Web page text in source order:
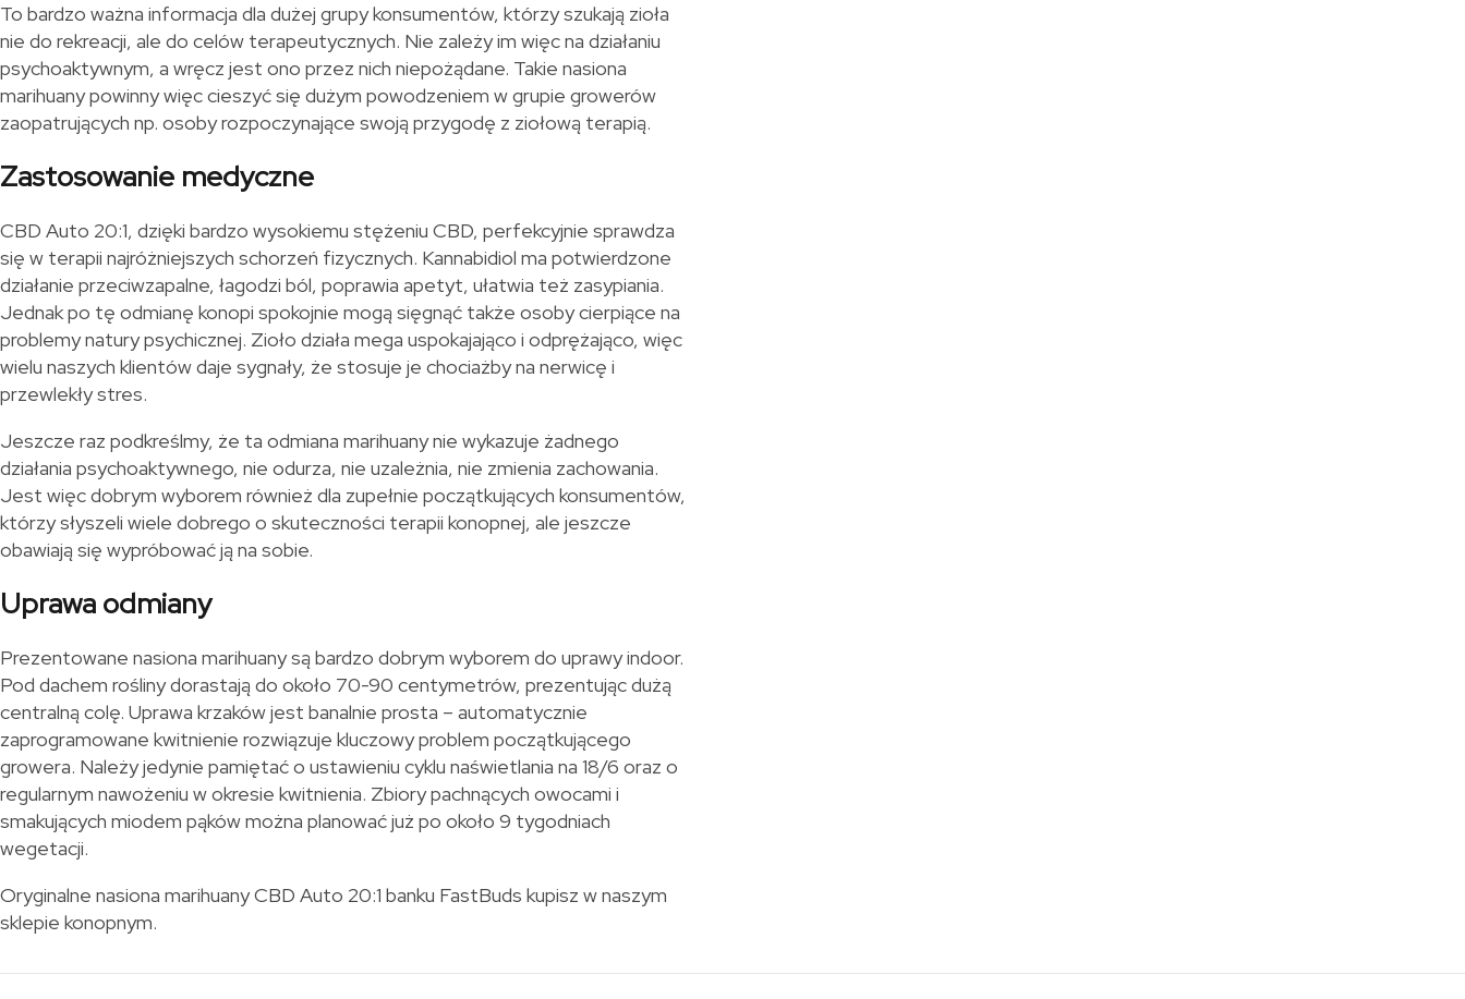
To bardzo ważna informacja dla dużej grupy konsumentów, którzy szukają zioła
nie do rekreacji, ale do celów terapeutycznych. Nie zależy im więc na działaniu
psychoaktywnym, a wręcz jest ono przez nich niepożądane. Takie nasiona
marihuany powinny więc cieszyć się dużym powodzeniem w grupie growerów
zaopatrujących np. osoby rozpoczynające swoją przygodę z ziołową terapią.
Zastosowanie medyczne
CBD Auto 20:1, dzięki bardzo wysokiemu stężeniu CBD, perfekcyjnie sprawdza
się w terapii najróżniejszych schorzeń fizycznych. Kannabidiol ma potwierdzone
działanie przeciwzapalne, łagodzi ból, poprawia apetyt, ułatwia też zasypiania.
Jednak po tę odmianę konopi spokojnie mogą sięgnąć także osoby cierpiące na
problemy natury psychicznej. Zioło działa mega uspokajająco i odprężająco, więc
wielu naszych klientów daje sygnały, że stosuje je chociażby na nerwicę i
przewlekły stres.
Jeszcze raz podkreślmy, że ta odmiana marihuany nie wykazuje żadnego
działania psychoaktywnego, nie odurza, nie uzależnia, nie zmienia zachowania.
Jest więc dobrym wyborem również dla zupełnie początkujących konsumentów,
którzy słyszeli wiele dobrego o skuteczności terapii konopnej, ale jeszcze
obawiają się wypróbować ją na sobie.
Uprawa odmiany
Prezentowane nasiona marihuany są bardzo dobrym wyborem do uprawy indoor.
Pod dachem rośliny dorastają do około 70-90 centymetrów, prezentując dużą
centralną colę. Uprawa krzaków jest banalnie prosta – automatycznie
zaprogramowane kwitnienie rozwiązuje kluczowy problem początkującego
growera. Należy jedynie pamiętać o ustawieniu cyklu naświetlania na 18/6 oraz o
regularnym nawożeniu w okresie kwitnienia. Zbiory pachnących owocami i
smakujących miodem pąków można planować już po około 9 tygodniach
wegetacji.
Oryginalne nasiona marihuany CBD Auto 20:1 banku FastBuds kupisz w naszym
sklepie konopnym.